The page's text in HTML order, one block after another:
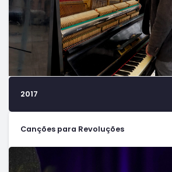
2017
Canções para Revoluções